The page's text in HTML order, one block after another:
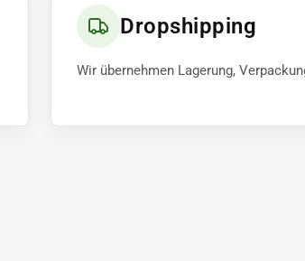
Dropshipping
Wir übernehmen Lagerung,